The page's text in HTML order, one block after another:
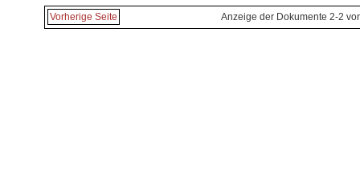
Vorherige Seite Anzeige der Dokumente 2-2